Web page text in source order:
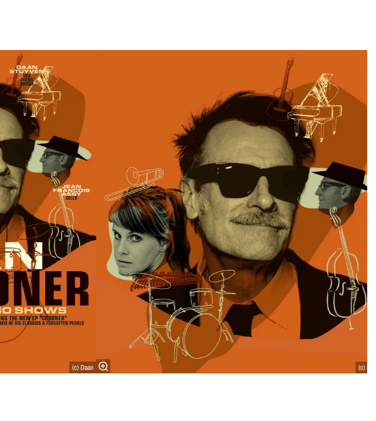
(c) Daan (c)